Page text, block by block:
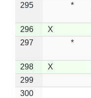
295
*
296
X
297
*
298
X
299
300